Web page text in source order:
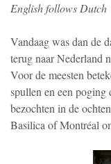
English follows Dutch
Vandaag was dan de
terug naar Nederland
Voor de meesten
spullen en een
bezochten in de
Basilica of Montréal